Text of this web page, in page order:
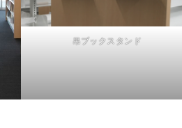
吊ブックスタンド